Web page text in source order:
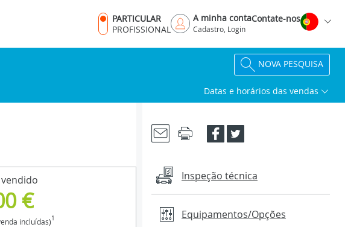
PARTICULAR
PROFISSIONAL
A minha conta
Cadastro, Login
Contate-nos
NOVA PESQUISA
Datas e horários das vendas
€
incluídas)1
Inspeção técnica
Equipamentos/Opções